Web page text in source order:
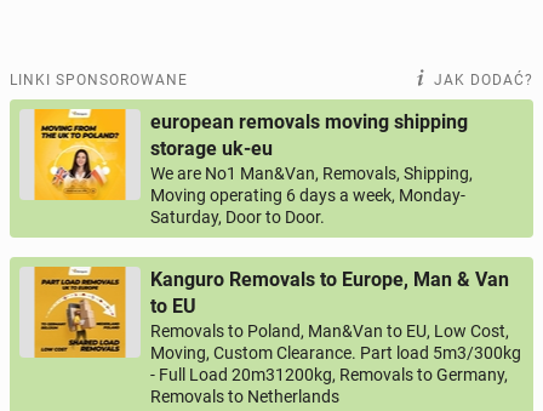
LINKI SPONSOROWANE JAK DODAĆ?
european removals moving shipping
storage uk-eu
We are No1 Man&Van, Removals, Shipping,
Moving operating 6 days a week, Monday-
Saturday, Door to Door.
Kanguro Removals to Europe, Man & Van
to EU
Removals to Poland, Man&Van to EU, Low Cost,
Moving, Custom Clearance. Part load 5m3/300kg
- Full Load 20m31200kg, Removals to Germany,
Removals to Netherlands